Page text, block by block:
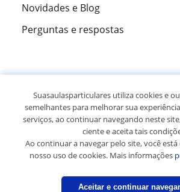
Novidades e Blog
Perguntas e respostas
305915opiniões de
© 2007 - 2026 Suas aulas
Mapa do site:Professores
Suasaulasparticulares utiliza cookies e
semelhantes para melhorar sua
serviços, ao continuar navegando neste
ciente e aceita tais
Ao continuar a navegar pelo site, você
nosso uso de cookies. Mais informações
Aceitar e continuar